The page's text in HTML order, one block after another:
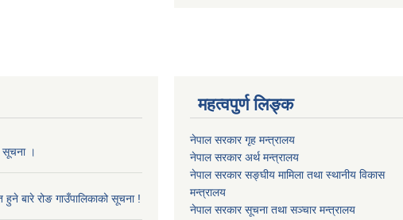
सूचना ।
हुने बारे रोङ गाउँपालिकाको सूचना !
महत्वपुर्ण लिङ्क
नेपाल सरकार गृह मन्त्रालय
नेपाल सरकार अर्थ मन्त्रालय
नेपाल सरकार सङ्घीय मामिला तथा स्थानीय विकास
मन्त्रालय
नेपाल सरकार सूचना तथा सञ्चार मन्त्रालय